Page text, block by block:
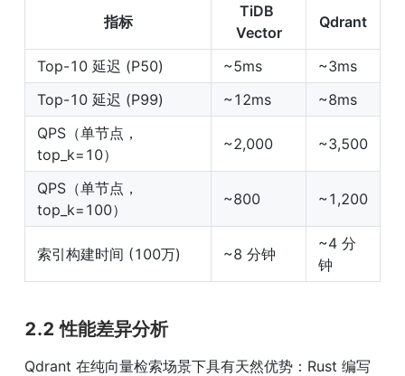
指标
TiDB
Vector
Qdrant
Top-10 延迟 (P50) ~5ms
~3ms
Top-10 延迟 (P99)
~12ms
~8ms
QPS（单节点，
top_k=10）
~2,000 ~3,500
QPS（单节点，
top_k=100）
~800 ~1,200
索引构建时间 (100万) ~8 分钟
~4 分
钟
2.2 性能差异分析
Qdrant 在纯向量检索场景下具有天然优势：Rust 编写